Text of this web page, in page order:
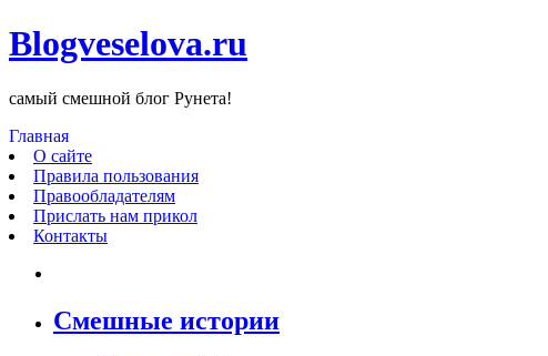
Blogveselova.ru
самый смешной блог Рунета!
Главная
О сайте
Правила пользования
Правообладателям
Прислать нам прикол
Контакты
Смешные истории